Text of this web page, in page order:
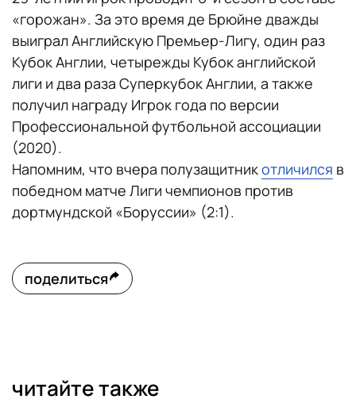
«горожан». За это время де Брюйне дважды
выиграл Английскую Премьер-Лигу, один раз
Кубок Англии, четырежды Кубок английской
лиги и два раза Суперкубок Англии, а также
получил награду Игрок года по версии
Профессиональной футбольной ассоциации
(2020).
Напомним, что вчера полузащитникотличился в
победном матче Лиги чемпионов против
дортмундской «Боруссии» (2:1).
поделиться
читайте также